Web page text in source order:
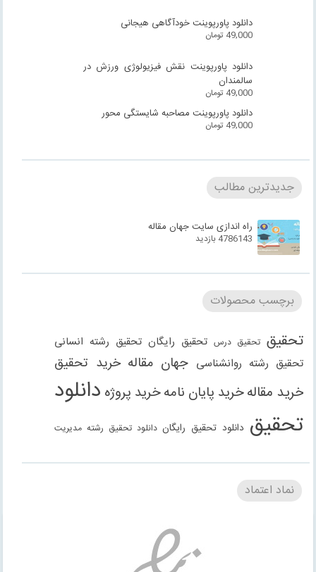
دانلود پاورپوینت خودآگاهی هیجانی
49,000 تومان
دانلود پاورپوینت نقش فیزیولوژی ورزش در
سالمندان
49,000 تومان
دانلود پاورپوینت مصاحبه شایستگی محور
49,000 تومان
جدیدترین مطالب
راه اندازی سایت جهان مقاله
4786143 بازدید
برچسب محصولات
تحقیق تحقیق درس تحقیق رایگان تحقیق رشته انسانی
تحقیق رشته روانشناسی جهان مقاله خرید تحقیق
خرید مقالهخرید پایان نامهخرید پروژه دانلود
تحقیق دانلود تحقیق رایگان دانلود تحقیق رشته مدیریت
دانلود مقاله دانلود مقاله رایگان دانلود مقاله رشته
انسانی دانلود مقاله رشته علوم انسانی
دانلود پاورپوینت دانلود پروژه
دانلود گزارش کارآموزی
رشته علوم انسانی
نماد اعتماد